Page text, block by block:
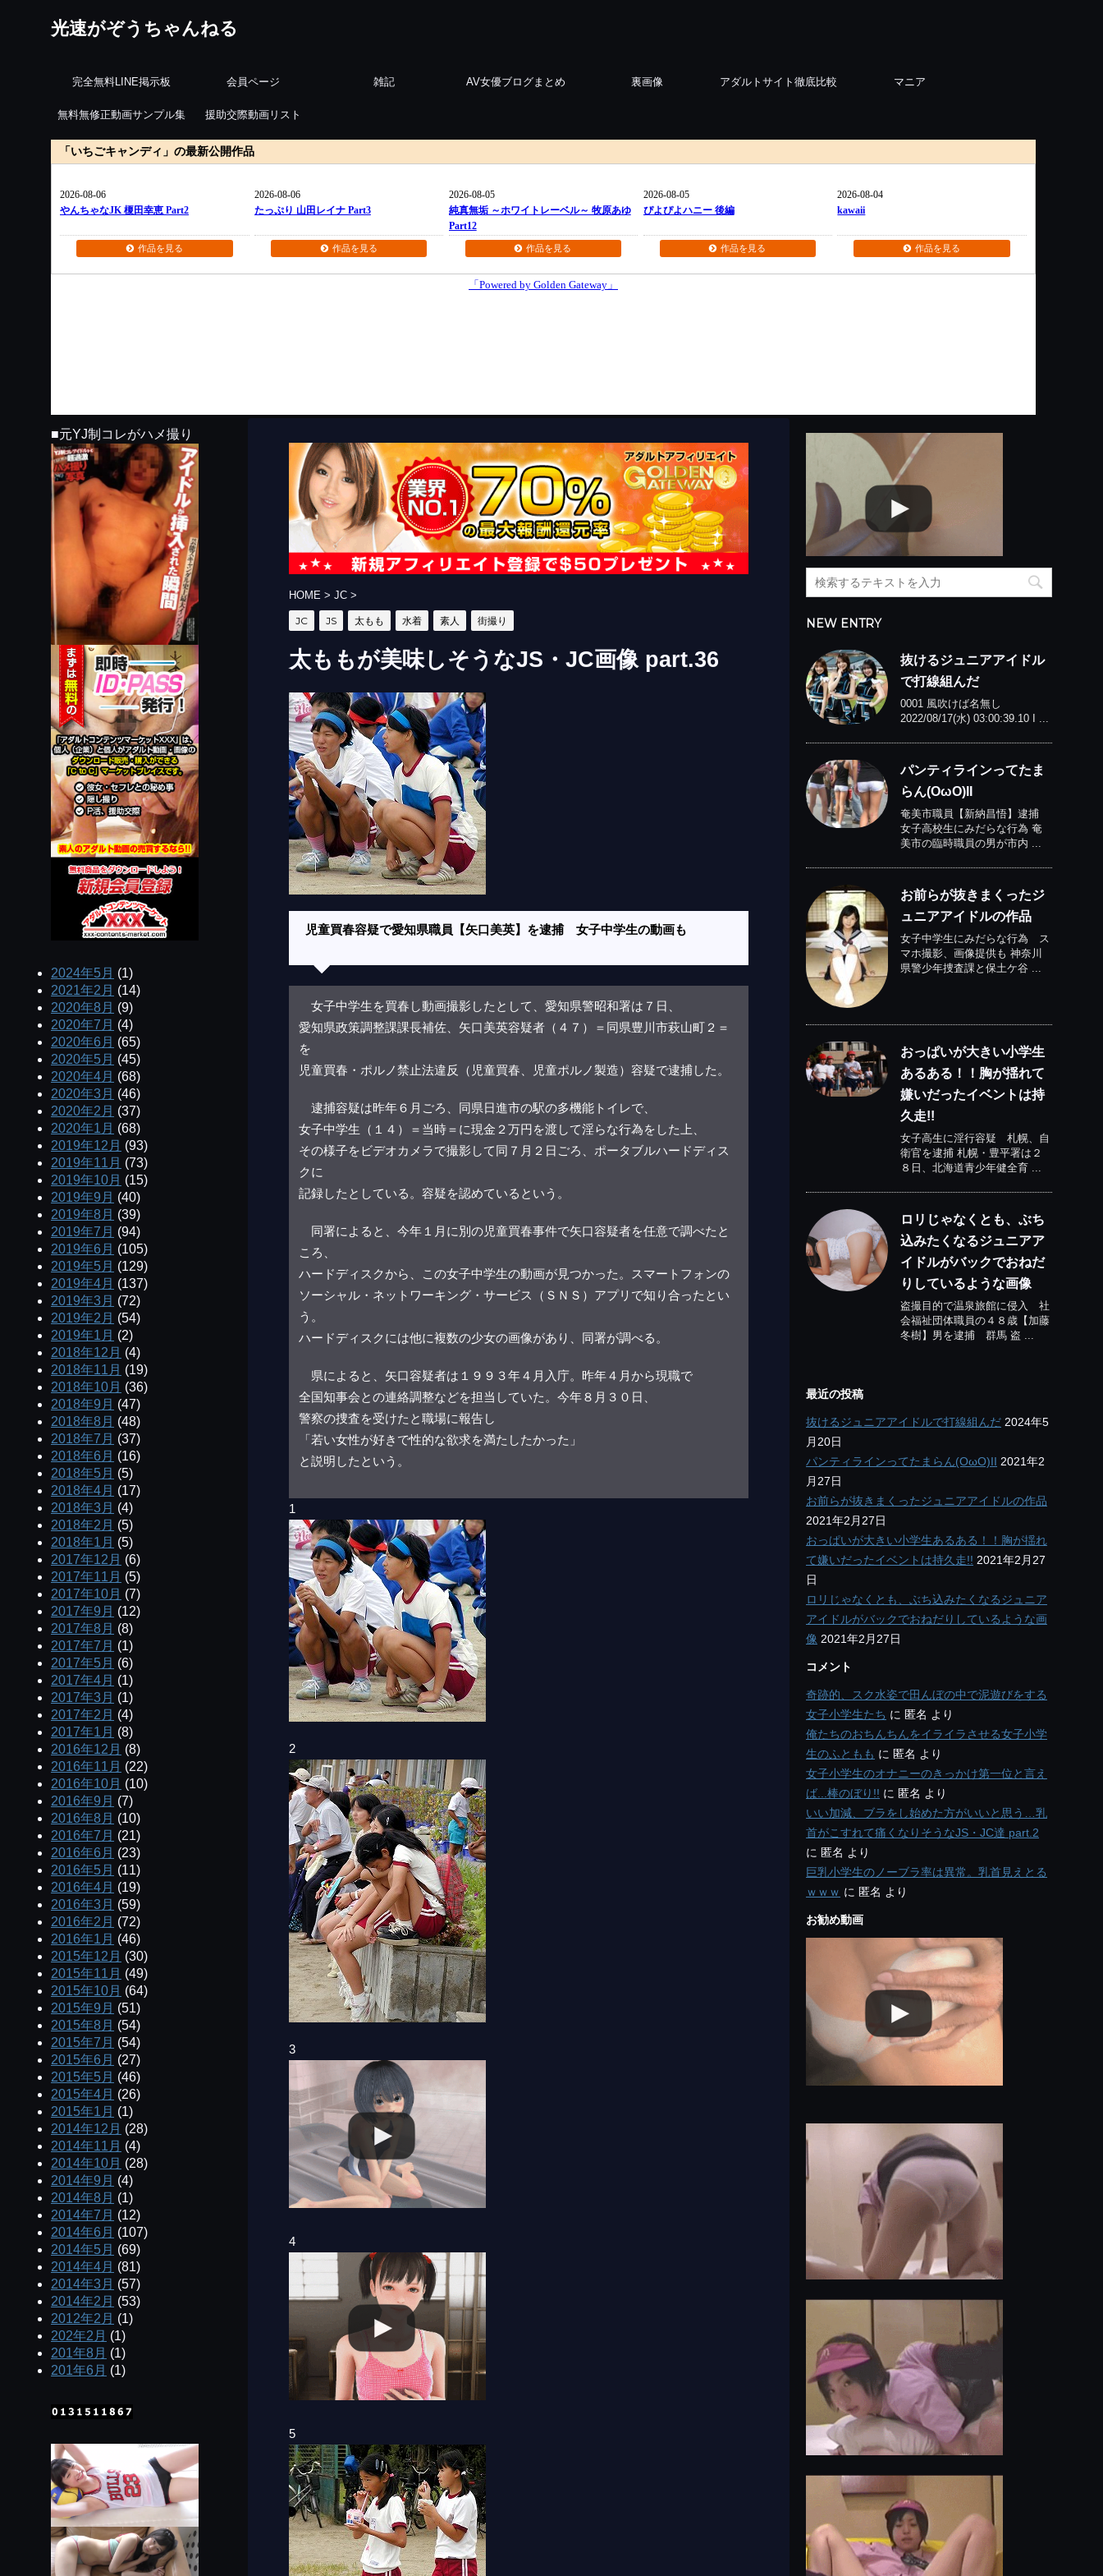
光速がぞうちゃんねる
完全無料LINE掲示板 会員ページ 雑記 AV女優ブログまとめ 裏画像 アダルトサイト徹底比較 マニア
無料無修正動画サンプル集 援助交際動画リスト
HOME > JC >
JC JS 太もも 水着 素人 街撮り
太ももが美味しそうなJS・JC画像 part.36
児童買春容疑で愛知県職員【矢口美英】を逮捕 女子中学生の動画も
女子中学生を買春し動画撮影したとして、愛知県警昭和署は７日、
愛知県政策調整課課長補佐、矢口美英容疑者（４７）＝同県豊川市萩山町２＝
を
児童買春・ポルノ禁止法違反（児童買春、児童ポルノ製造）容疑で逮捕した。
逮捕容疑は昨年６月ごろ、同県日進市の駅の多機能トイレで、
女子中学生（１４）＝当時＝に現金２万円を渡して淫らな行為をした上、
その様子をビデオカメラで撮影して同７月２日ごろ、ポータブルハードディス
クに
記録したとしている。容疑を認めているという。
同署によると、今年１月に別の児童買春事件で矢口容疑者を任意で調べたと
ころ、
ハードディスクから、この女子中学生の動画が見つかった。スマートフォンの
ソーシャル・ネットワーキング・サービス（ＳＮＳ）アプリで知り合ったとい
う。
ハードディスクには他に複数の少女の画像があり、同署が調べる。
県によると、矢口容疑者は１９９３年４月入庁。昨年４月から現職で
全国知事会との連絡調整などを担当していた。今年８月３０日、
警察の捜査を受けたと職場に報告し
「若い女性が好きで性的な欲求を満たしたかった」
と説明したという。
1
2
3
4
5
NEW ENTRY
抜けるジュニアアイドル
で打線組んだ
0001 風吹けば名無し
2022/08/17(水) 03:00:39.10 I ...
パンティラインってたま
らん(OωO)II
奄美市職員【新納昌悟】逮捕
女子高校生にみだらな行為 奄
美市の臨時職員の男が市内 ...
お前らが抜きまくったジ
ュニアアイドルの作品
女子中学生にみだらな行為 ス
マホ撮影、画像提供も 神奈川
県警少年捜査課と保土ケ谷 ...
おっぱいが大きい小学生
あるある！！胸が揺れて
嫌いだったイベントは持
久走!!
女子高生に淫行容疑 札幌、自
衛官を逮捕 札幌・豊平署は２
８日、北海道青少年健全育 ...
ロリじゃなくとも、ぶち
込みたくなるジュニアア
イドルがバックでおねだ
りしているような画像
盗撮目的で温泉旅館に侵入 社
会福祉団体職員の４８歳【加藤
冬樹】男を逮捕 群馬 盗 ...
最近の投稿
抜けるジュニアアイドルで打線組んだ 2024年5
月20日
パンティラインってたまらん(OωO)II 2021年2
月27日
お前らが抜きまくったジュニアアイドルの作品
2021年2月27日
おっぱいが大きい小学生あるある！！胸が揺れ
て嫌いだったイベントは持久走!! 2021年2月27
日
ロリじゃなくとも、ぶち込みたくなるジュニア
アイドルがバックでおねだりしているような画
像 2021年2月27日
コメント
奇跡的、スク水姿で田んぼの中で泥遊びをする
女子小学生たち に 匿名 より
俺たちのおちんちんをイライラさせる女子小学
生のふともも に 匿名 より
女子小学生のオナニーのきっかけ第一位と言え
ば...棒のぼり!! に 匿名 より
いい加減、ブラをし始めた方がいいと思う…乳
首がこすれて痛くなりそうなJS・JC達 part.2
に 匿名 より
巨乳小学生のノーブラ率は異常。乳首見えとる
ｗｗｗ に 匿名 より
お勧め動画
■元YJ制コレがハメ撮り
2024年5月 (1)
2021年2月 (14)
2020年8月 (9)
2020年7月 (4)
2020年6月 (65)
2020年5月 (45)
2020年4月 (68)
2020年3月 (46)
2020年2月 (37)
2020年1月 (68)
2019年12月 (93)
2019年11月 (73)
2019年10月 (15)
2019年9月 (40)
2019年8月 (39)
2019年7月 (94)
2019年6月 (105)
2019年5月 (129)
2019年4月 (137)
2019年3月 (72)
2019年2月 (54)
2019年1月 (2)
2018年12月 (4)
2018年11月 (19)
2018年10月 (36)
2018年9月 (47)
2018年8月 (48)
2018年7月 (37)
2018年6月 (16)
2018年5月 (5)
2018年4月 (17)
2018年3月 (4)
2018年2月 (5)
2018年1月 (5)
2017年12月 (6)
2017年11月 (5)
2017年10月 (7)
2017年9月 (12)
2017年8月 (8)
2017年7月 (1)
2017年5月 (6)
2017年4月 (1)
2017年3月 (1)
2017年2月 (4)
2017年1月 (8)
2016年12月 (8)
2016年11月 (22)
2016年10月 (10)
2016年9月 (7)
2016年8月 (10)
2016年7月 (21)
2016年6月 (23)
2016年5月 (11)
2016年4月 (19)
2016年3月 (59)
2016年2月 (72)
2016年1月 (46)
2015年12月 (30)
2015年11月 (49)
2015年10月 (64)
2015年9月 (51)
2015年8月 (54)
2015年7月 (54)
2015年6月 (27)
2015年5月 (46)
2015年4月 (26)
2015年1月 (1)
2014年12月 (28)
2014年11月 (4)
2014年10月 (28)
2014年9月 (4)
2014年8月 (1)
2014年7月 (12)
2014年6月 (107)
2014年5月 (69)
2014年4月 (81)
2014年3月 (57)
2014年2月 (53)
2012年2月 (1)
202年2月 (1)
201年8月 (1)
201年6月 (1)